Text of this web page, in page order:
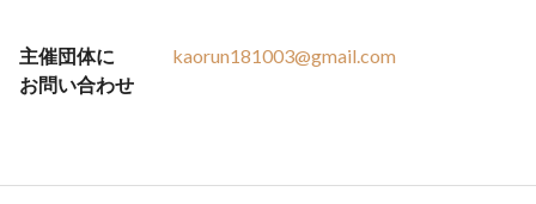
主催団体に
お問い合わせ
kaorun181003@gmail.com